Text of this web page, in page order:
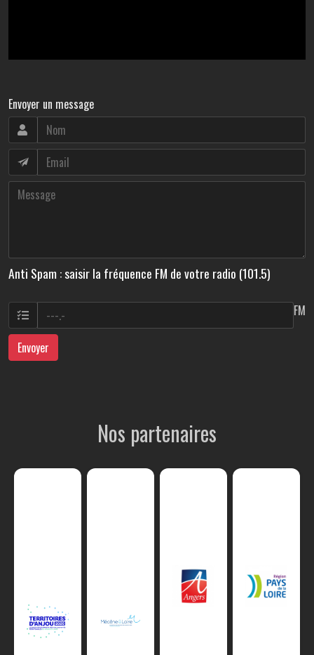
Envoyer un message
Anti Spam : saisir la fréquence FM de votre radio (101.5)
FM
Envoyer
Nos partenaires